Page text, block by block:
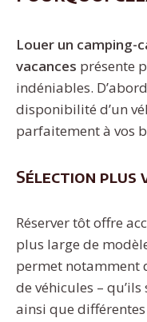
Louer un camping-
vacances présente
indéniables.
disponibilité d’un
parfaitement à vos
Sélection plus
Réserver tôt offre
plus large de
permet notamment
de véhicules –
ainsi que